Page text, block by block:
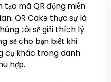
mã QR động miễn
QR Cake thực sự là
tôi sẽ giải thích lý
sẽ cho bạn biết khi
cụ khác trong danh
hợp.